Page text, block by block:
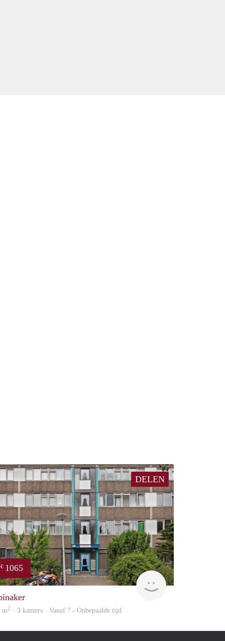
DELEN
€ 1065
rent
m2 · 3 kamers · Vanaf ? - Onbepaalde tijd